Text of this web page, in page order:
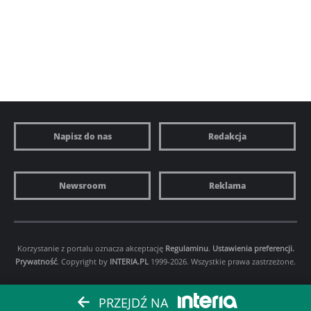
Napisz do nas Redakcja
Newsroom Reklama
Korzystanie z portalu oznacza akceptację Regulaminu. Ustawienia preferencji.
Prywatność. Copyright by INTERIA.PL 1999-2026. Wszystkie prawa zastrzeżone.
PRZEJDŹ NA